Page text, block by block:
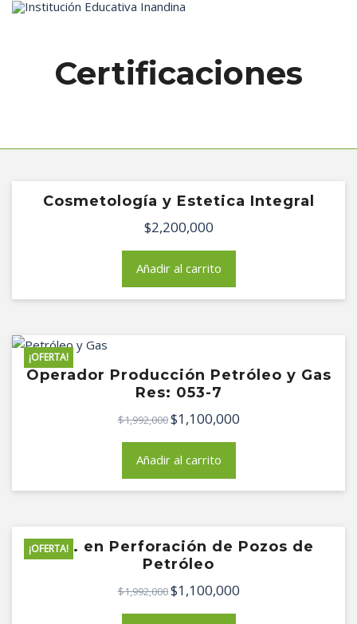
Inicio
Certificaciones
Cosmetología y Estetica Integral
$2,200,000
Añadir al carrito
¡OFERTA!
Operador Producción Petróleo y Gas
Res: 053-7
$1,992,000El
original
era:
$1,100,000El
Añadir al carrito
¡OFERTA!
Téc. en Perforación de Pozos de
Petróleo
$1,992,000El
$1,100,000El